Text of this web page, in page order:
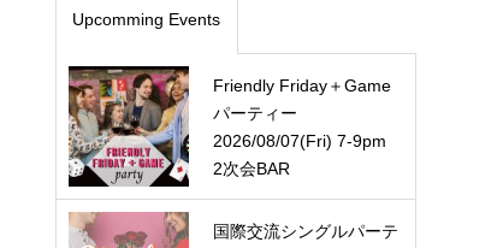
Upcomming Events
Friendly Friday＋Game
パーティー
2026/08/07(Fri) 7-9pm
2次会BAR
国際交流シングルパーテ